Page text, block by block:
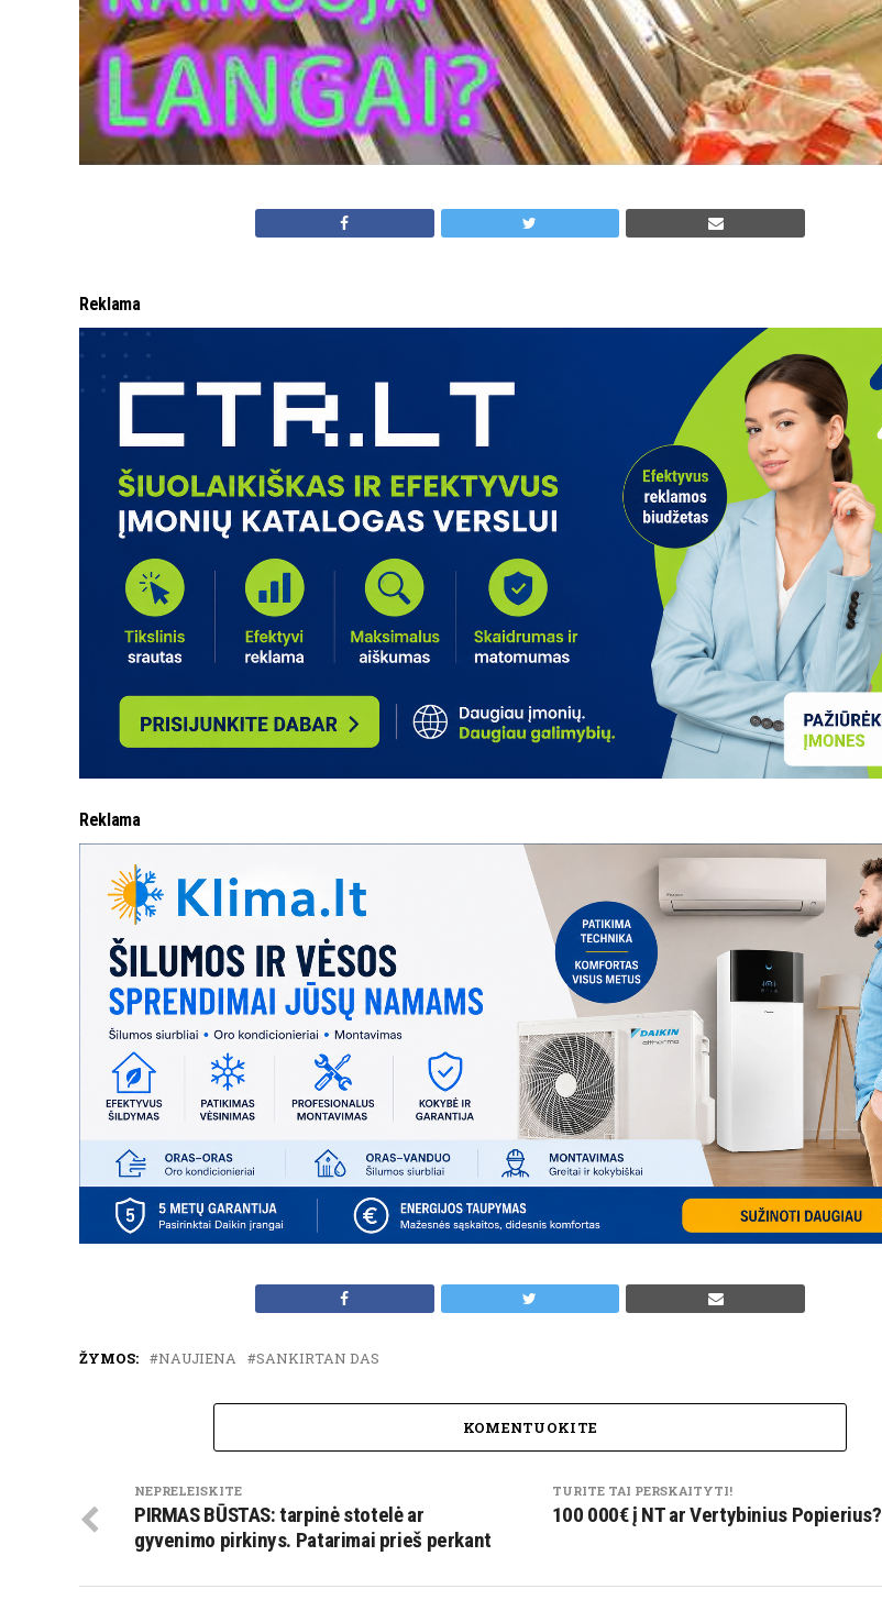
Reklama
Reklama
ŽYMOS: NAUJIENA SANKIRTAN DAS
KOMENTUOKITE
TURITE TAI PERSKAITYTI!
100 000€ į NT ar Vertybinius Popierius?
NEPRELEISKITE
PIRMAS BŪSTAS: tarpinė stotelė ar
gyvenimo pirkinys. Patarimai prieš perkant